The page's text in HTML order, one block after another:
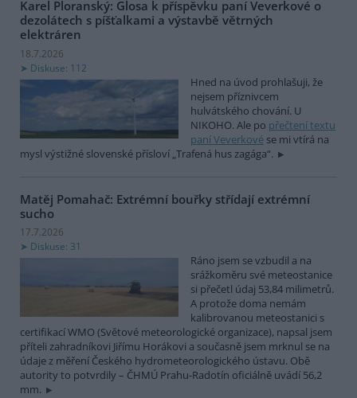
Karel Ploranský: Glosa k příspěvku paní Veverkové o
dezolátech s píšťalkami a výstavbě větrných
elektráren
18.7.2026
Diskuse: 112
Hned na úvod prohlašuji, že
nejsem příznivcem
hulvátského chování. U
NIKOHO. Ale po přečtení textu
paní Veverkové se mi vtírá na
mysl výstižné slovenské přísloví „Trafená hus zagága“.
Matěj Pomahač: Extrémní bouřky střídají extrémní
sucho
17.7.2026
Diskuse: 31
Ráno jsem se vzbudil a na
srážkoměru své meteostanice
si přečetl údaj 53,84 milimetrů.
A protože doma nemám
kalibrovanou meteostanici s
certifikací WMO (Světové meteorologické organizace), napsal jsem
příteli zahradníkovi Jiřímu Horákovi a současně jsem mrknul se na
údaje z měření Českého hydrometeorologického ústavu. Obě
autority to potvrdily – ČHMÚ Prahu-Radotín oficiálně uvádí 56,2
mm.